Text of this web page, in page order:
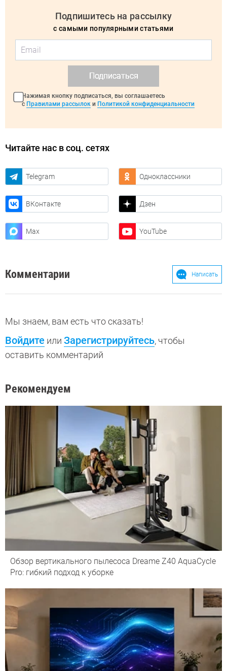
Подпишитесь на рассылку
с самыми популярными статьями
Подписаться
Нажимая кнопку подписаться, вы соглашаетесь
с Правилами рассылок и Политикой конфиденциальности
Читайте нас в соц. сетях
Telegram Одноклассники
ВКонтакте Дзен
Max YouTube
Комментарии Написать
Мы знаем, вам есть что сказать!
Войдите или Зарегистрируйтесь, чтобы
оставить комментарий
Рекомендуем
Обзор вертикального пылесоса Dreame Z40 AquaCycle
Pro: гибкий подход к уборке